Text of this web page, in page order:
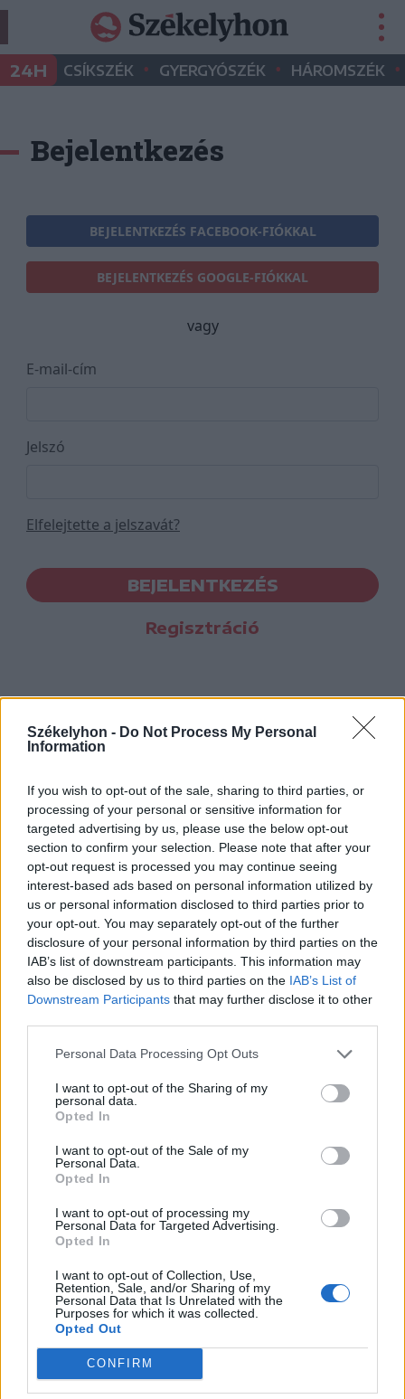
Székelyhon - Do Not Process My Personal
Information
If you wish to opt-out of the sale, sharing to third parties, or
processing of your personal or sensitive information for
targeted advertising by us, please use the below opt-out
section to confirm your selection. Please note that after your
opt-out request is processed you may continue seeing
interest-based ads based on personal information utilized by
us or personal information disclosed to third parties prior to
your opt-out. You may separately opt-out of the further
disclosure of your personal information by third parties on the
IAB’s list of downstream participants. This information may
also be disclosed by us to third parties on the IAB’s List of
Downstream Participants that may further disclose it to other
Personal Data Processing Opt Outs
I want to opt-out of the Sharing of my
personal data.
Opted In
I want to opt-out of the Sale of my
Personal Data.
Opted In
I want to opt-out of processing my
Personal Data for Targeted Advertising.
Opted In
I want to opt-out of Collection, Use,
Retention, Sale, and/or Sharing of my
Personal Data that Is Unrelated with the
Purposes for which it was collected.
Opted Out
CONFIRM
24H CSÍKSZÉK • GYERGYÓSZÉK • HÁROMSZÉK •
Bejelentkezés
BEJELENTKEZÉS FACEBOOK-FIÓKKAL
BEJELENTKEZÉS GOOGLE-FIÓKKAL
vagy
E-mail-cím
Jelszó
Elfelejtette a jelszavát?
BEJELENTKEZÉS
Regisztráció
Hasznos
Impresszum
Szerzői jogok
Adatvédelmi tájékoztató
Cookie-kezelési tájékoztató
Hozzászólási szabályzat
Nyomtatott lapjaink archívuma
Székely Hírmondó archívuma
Sütibeállítások
Médiatér
Liget
Krónika
Bihari Napló
Erdélyi Napló
Főtér